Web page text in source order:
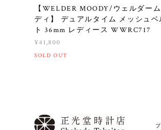
【WELDER MOODY/ウェルダー
ディ】 デュアルタイム メッシュベ
ト 36mm レディース WWRC717
¥41,800
SOLD OUT